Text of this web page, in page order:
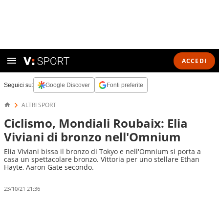
ACCEDI
Seguici su: Google Discover Fonti preferite
ALTRI SPORT
Ciclismo, Mondiali Roubaix: Elia
Viviani di bronzo nell'Omnium
Elia Viviani bissa il bronzo di Tokyo e nell'Omnium si porta a
casa un spettacolare bronzo. Vittoria per uno stellare Ethan
Hayte, Aaron Gate secondo.
23/10/21 21:36